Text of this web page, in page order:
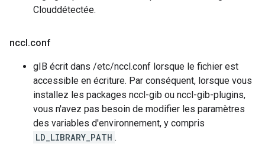
Clouddétectée.
nccl.conf
gIB écrit dans /etc/nccl.conf lorsque le fichier est
accessible en écriture. Par conséquent, lorsque vous
installez les packages nccl-gib ou nccl-gib-plugins,
vous n'avez pas besoin de modifier les paramètres
des variables d'environnement, y compris
LD_LIBRARY_PATH .